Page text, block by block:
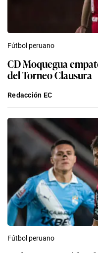
Fútbol peruano
CD Moquegua
del Torneo Clausura
Redacción EC
Fútbol peruano